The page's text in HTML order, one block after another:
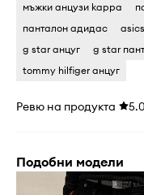
мъжки анцузи kappa
панталон адидас
g star анцуг
g star
tommy hilfiger анцуг
Ревю на продукта 5.0
Подобни модели